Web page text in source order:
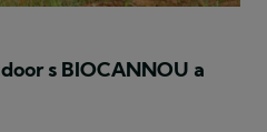
s BIOCANNOU a